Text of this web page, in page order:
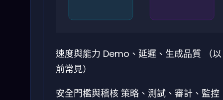
速度與能力 Demo、延遲、生成品質
（以
前常見）
安全門檻與稽核 策略、測試、審計、監控